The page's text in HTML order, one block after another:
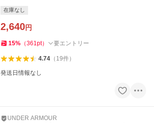
在庫なし
2,640円
15% （361pt） 要エントリー
4.74（ 19件）
発送日情報なし
UNDER ARMOUR